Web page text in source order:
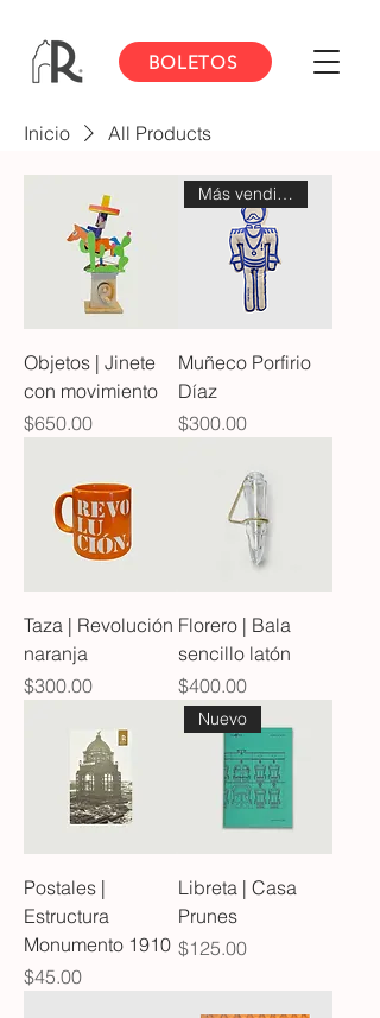
BOLETOS
Inicio All Products
Objetos | Jinete
con movimiento
Precio
$650.00
Más vendido
Muñeco Porfirio
Díaz
Precio
$300.00
Taza | Revolución
naranja
Precio
$300.00
Florero | Bala
sencillo latón
Precio
$400.00
Postales |
Estructura
Monumento 1910
Precio
$45.00
Nuevo
Libreta | Casa
Prunes
Precio
$125.00